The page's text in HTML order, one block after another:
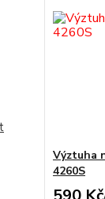
Výztuha
4260S